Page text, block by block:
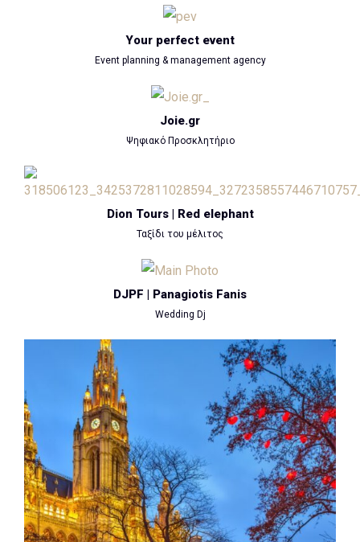
Your perfect event
Event planning & management agency
Joie.gr
Ψηφιακό Προσκλητήριο
Dion Tours | Red elephant
Ταξίδι του μέλιτος
DJPF | Panagiotis Fanis
Wedding Dj